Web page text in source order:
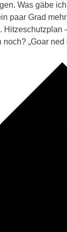
Was gäbe
paar Grad
Hitzeschutzplan
„Goar ned